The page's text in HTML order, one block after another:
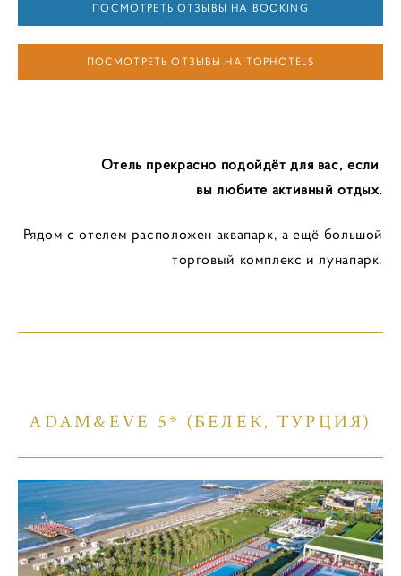
ПОСМОТРЕТЬ ОТЗЫВЫ НА BOOKING
ПОСМОТРЕТЬ ОТЗЫВЫ НА TOPHOTELS
Отель прекрасно подойдёт для вас, если
вы любите активный отдых.
Рядом с отелем расположен аквапарк, а ещё большой
торговый комплекс и лунапарк.
ADAM&EVE 5* (БЕЛЕК, ТУРЦИЯ)